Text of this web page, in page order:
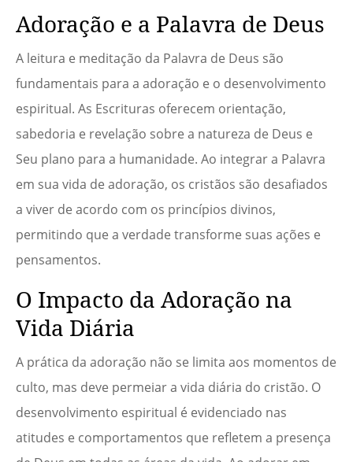
Adoração e a Palavra de Deus
A leitura e meditação da Palavra de Deus são
fundamentais para a adoração e o desenvolvimento
espiritual. As Escrituras oferecem orientação,
sabedoria e revelação sobre a natureza de Deus e
Seu plano para a humanidade. Ao integrar a Palavra
em sua vida de adoração, os cristãos são desafiados
a viver de acordo com os princípios divinos,
permitindo que a verdade transforme suas ações e
pensamentos.
O Impacto da Adoração na
Vida Diária
A prática da adoração não se limita aos momentos de
culto, mas deve permeiar a vida diária do cristão. O
desenvolvimento espiritual é evidenciado nas
atitudes e comportamentos que refletem a presença